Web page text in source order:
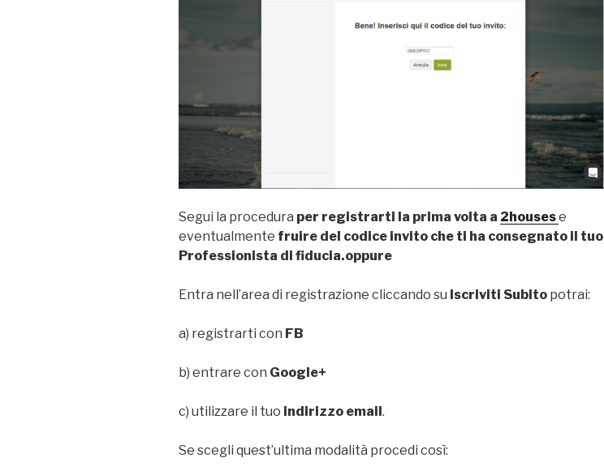
Segui la procedura per registrarti la prima volta a 2housese
eventualmente fruire del codice invito che ti ha consegnato il tuo
Professionista di fiducia.oppure
Entra nell’area di registrazione cliccando su Iscriviti Subito potrai:
a) registrarti con FB
b) entrare con Google+
c) utilizzare il tuo indirizzo email.
Se scegli quest’ultima modalità procedi così: